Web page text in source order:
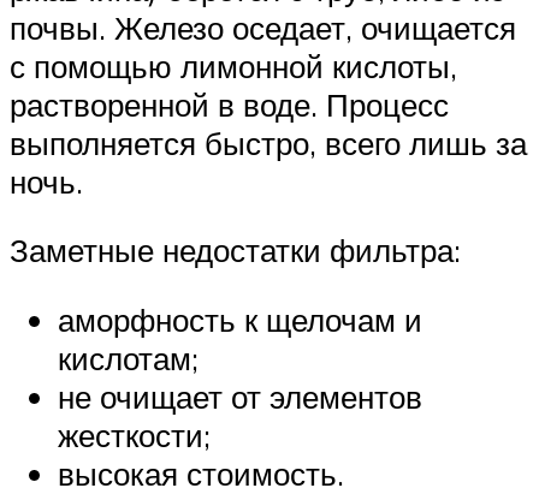
почвы. Железо оседает, очищается
с помощью лимонной кислоты,
растворенной в воде. Процесс
выполняется быстро, всего лишь за
ночь.
Заметные недостатки фильтра:
аморфность к щелочам и
кислотам;
не очищает от элементов
жесткости;
высокая стоимость.